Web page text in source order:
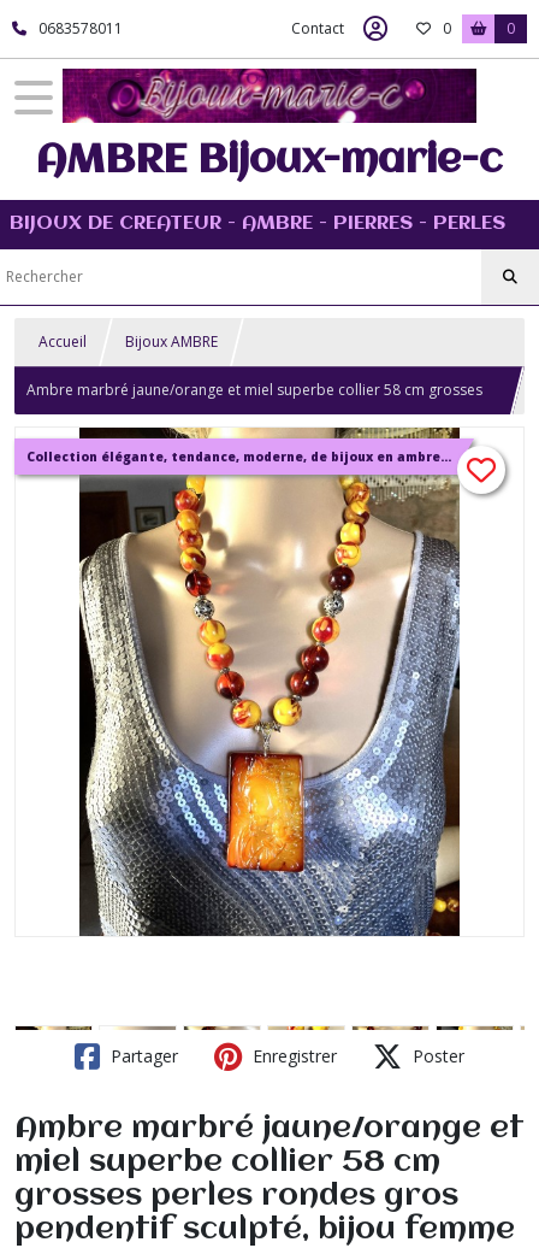
0683578011 Contact 0 0
AMBRE Bijoux-marie-c
BIJOUX DE CREATEUR - AMBRE - PIERRES - PERLES
Accueil Bijoux AMBRE
Ambre marbré jaune/orange et miel superbe collier 58 cm grosses
perles rondes gros pendentif sculpté, bijou femme
Collection élégante, tendance, moderne, de bijoux en ambre, pierre, perles.
Partager Enregistrer Poster
Ambre marbré jaune/orange et
miel superbe collier 58 cm
grosses perles rondes gros
pendentif sculpté, bijou femme